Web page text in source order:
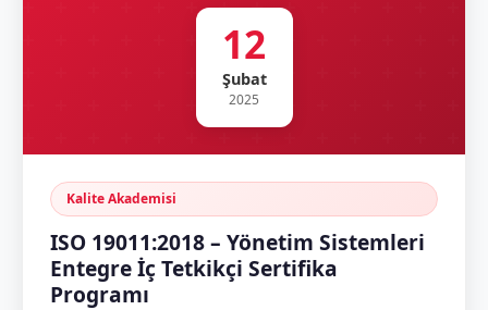
12
Şubat
2025
Kalite Akademisi
ISO 19011:2018 – Yönetim Sistemleri
Entegre İç Tetkikçi Sertifika
Programı